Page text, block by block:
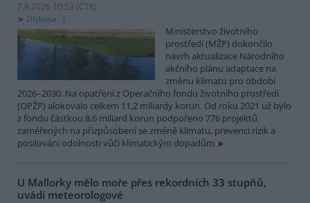
7.8.2026 10:53 (ČTK)
Diskuse: 3
Ministerstvo životního
prostředí (MŽP) dokončilo
návrh aktualizace Národního
akčního plánu adaptace na
změnu klimatu pro období
2026–2030. Na opatření z Operačního fondu životního prostředí
(OPŽP) alokovalo celkem 11,2 miliardy korun. Od roku 2021 už bylo
z fondu částkou 8,6 miliard korun podpořeno 776 projektů
zaměřených na přizpůsobení se změně klimatu, prevenci rizik a
posilování odolnosti vůči klimatickým dopadům.
U Mallorky mělo moře přes rekordních 33 stupňů,
uvádí meteorologové